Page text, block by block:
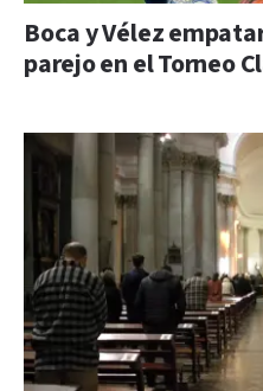
Boca y Vélez
parejo en el Torneo